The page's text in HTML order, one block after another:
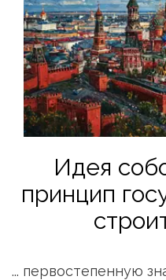
Идея
принцип
... первостепенную